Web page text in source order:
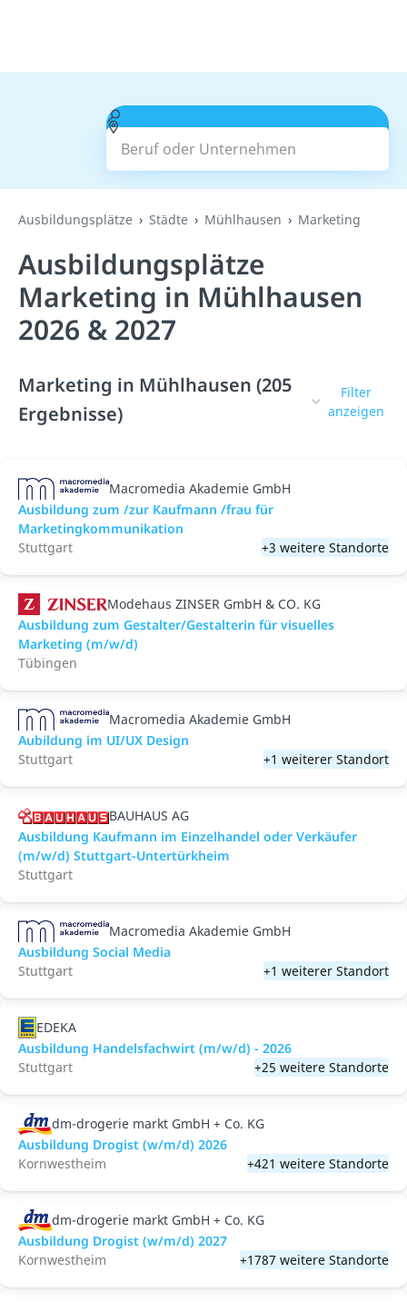
Beruf oder Unternehmen
Suchen
Ausbildungsplätze Städte Mühlhausen Marketing
Ausbildungsplätze
Marketing in Mühlhausen
2026 & 2027
Marketing in Mühlhausen (205
Ergebnisse)
Filter
anzeigen
Macromedia Akademie GmbH
Ausbildung zum /zur Kaufmann /frau für
Marketingkommunikation
Stuttgart
+3 weitere Standorte
Modehaus ZINSER GmbH & CO. KG
Ausbildung zum Gestalter/Gestalterin für visuelles
Marketing (m/w/d)
Tübingen
Macromedia Akademie GmbH
Aubildung im UI/UX Design
Stuttgart
+1 weiterer Standort
BAUHAUS AG
Ausbildung Kaufmann im Einzelhandel oder Verkäufer
(m/w/d) Stuttgart-Untertürkheim
Stuttgart
Macromedia Akademie GmbH
Ausbildung Social Media
Stuttgart
+1 weiterer Standort
EDEKA
Ausbildung Handelsfachwirt (m/w/d) - 2026
Stuttgart
+25 weitere Standorte
dm-drogerie markt GmbH + Co. KG
Ausbildung Drogist (w/m/d) 2026
Kornwestheim
+421 weitere Standorte
dm-drogerie markt GmbH + Co. KG
Ausbildung Drogist (w/m/d) 2027
Kornwestheim
+1787 weitere Standorte